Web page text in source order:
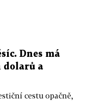
Dnes má
dolarů a
cestu opačně,